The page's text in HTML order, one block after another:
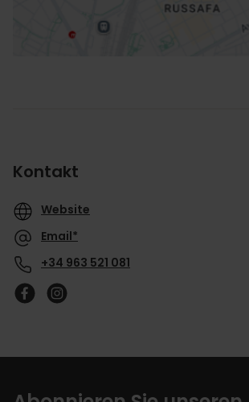
Kontakt
Website
Email*
+34 963 521 081